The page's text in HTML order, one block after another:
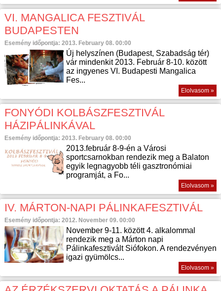
VI. MANGALICA FESZTIVÁL
BUDAPESTEN
Esemény időpontja: 2013. February 08. 00:00
Új helyszínen (Budapest, Szabadság tér)
vár mindenkit 2013. Február 8-10. között
az ingyenes VI. Budapesti Mangalica
Fes...
Elolvasom »
FONYÓDI KOLBÁSZFESZTIVÁL
HÁZIPÁLINKÁVAL
Esemény időpontja: 2013. February 08. 00:00
2013.február 8-9-én a Városi
sportcsarnokban rendezik meg a Balaton
egyik legnagyobb téli gasztronómiai
programját, a Fo...
Elolvasom »
IV. MÁRTON-NAPI PÁLINKAFESZTIVÁL
Esemény időpontja: 2012. November 09. 00:00
November 9-11. között 4. alkalommal
rendezik meg a Márton napi
Pálinkafesztivált Siófokon. A rendezvényen
igazi gyümölcs...
Elolvasom »